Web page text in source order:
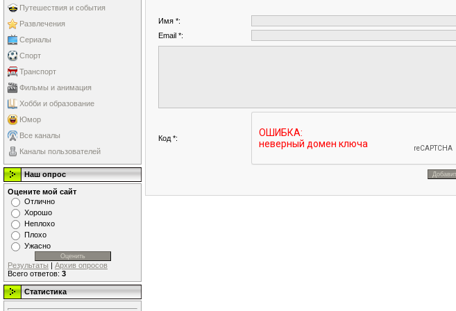
Путешествия и события
Развлечения
Сериалы
Спорт
Транспорт
Фильмы и анимация
Хобби и образование
Юмор
Все каналы
Каналы пользователей
Наш опрос
Оцените мой сайт
Отлично
Хорошо
Неплохо
Плохо
Ужасно
Результаты | Архив опросов
Всего ответов: 3
Статистика
Имя *:
Email *:
Код *: